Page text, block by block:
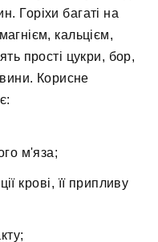
Горіхи багаті на
кальцієм,
прості цукри, бор,
Корисне
м'яза;
крові, її припливу